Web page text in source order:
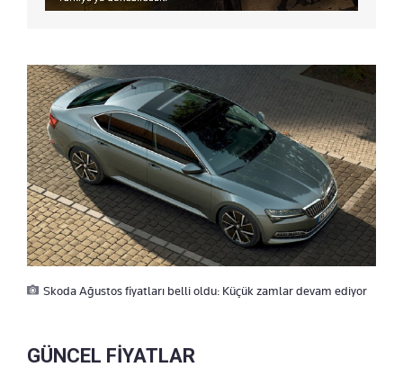
Skoda Ağustos fiyatları belli oldu: Küçük zamlar devam ediyor
GÜNCEL FİYATLAR